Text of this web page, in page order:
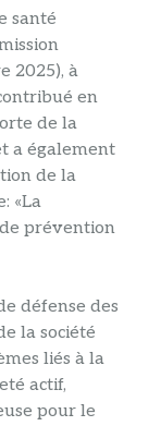
santé
2025), à
en
de la
a également
de la
«La
prévention
défense des
la société
liés à la
actif,
pour le